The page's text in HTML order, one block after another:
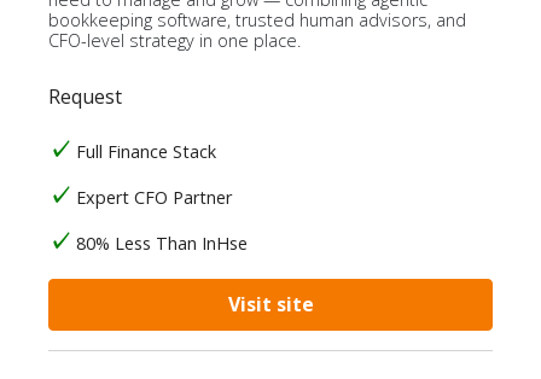
bookkeeping software, trusted human advisors, and
CFO-level strategy in one place.
Request
Full Finance Stack
Expert CFO Partner
80% Less Than InHse
Visit site